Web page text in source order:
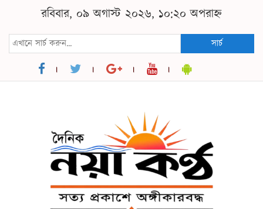
রবিবার, ০৯ অগাস্ট ২০২৬, ১০:২০ অপরাহ্ন
সার্চ